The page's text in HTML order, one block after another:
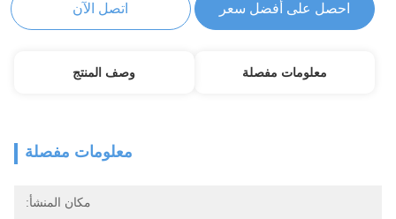
احصل على أفضل سعر اتصل الآن
معلومات مفصلة وصف المنتج
معلومات مفصلة
مكان المنشأ: